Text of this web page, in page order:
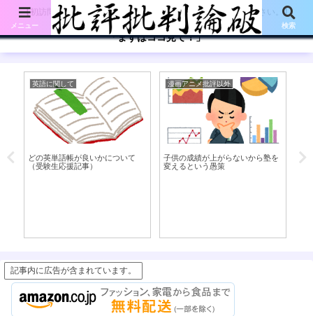
【初訪問の方は、下記の「まずはココ見て!」ボタンをご覧ください。】
「まずはココ見て！」
英語に関して
どの英単語帳が良いかについて
（受験生応援記事）
漫画アニメ批評以外
子供の成績が上がらないから塾を
変えるという愚策
書
記事内に広告が含まれています。
メニュー 検索